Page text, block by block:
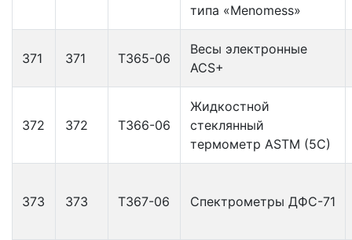
типа «Menomess»
371 371 Т365-06
Весы электронные
ACS+
372 372 Т366-06
Жидкостной
стеклянный
термометр ASTM (5C)
373 373 Т367-06 Спектрометры ДФС-71